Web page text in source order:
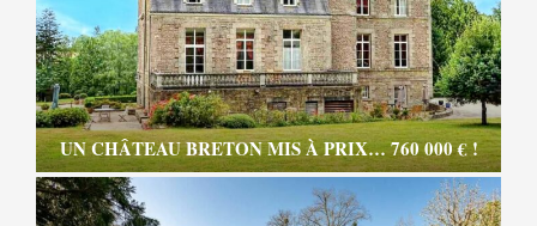
UN CHÂTEAU BRETON MIS À PRIX… 760 000 € !